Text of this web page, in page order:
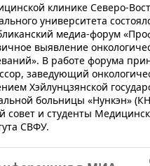
клинике Северо-
университета
медиа-форум
выявление
В работе форума
заведующий
Хэйлунцзянской
больницы «Нункэн»
совет и студенты
СВФУ.